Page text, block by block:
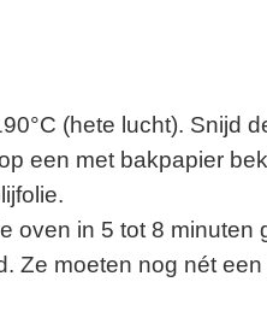
(hete lucht). Snijd
een met bakpapier
oven in 5 tot 8 minuten
Ze moeten nog nét